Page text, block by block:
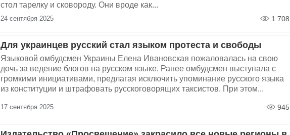
стол тарелку и сковороду. Они вроде как...
24 сентября 2025 1 708
Для украинцев русский стал языком протеста и свободы
Языковой омбудсмен Украины Елена Ивановская пожаловалась на свою
дочь за ведение блогов на русском языке. Ранее омбудсмен выступала с
громкими инициативами, предлагая исключить упоминание русского языка
из конституции и штрафовать русскоговорящих таксистов. При этом...
17 сентября 2025 945